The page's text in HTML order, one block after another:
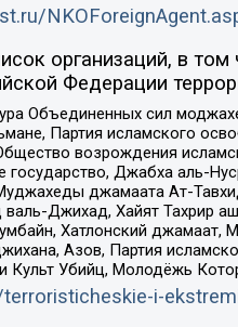
организаций, в том
Федерации
Объединенных сил
Партия исламского
возрождения
Джабха аль-
джамаата Ат-
Джихад, Хайят Тахрир
Хатлонский джамаат,
Азов, Партия
Культ Убийц, Молодёжь
i-